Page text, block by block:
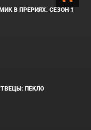
В ПРЕРИЯХ. СЕЗОН 1
ПЕКЛО